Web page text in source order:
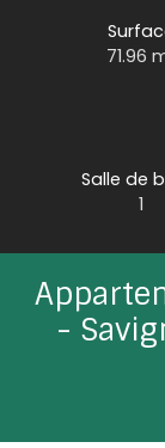
71.96
Salle de
1
-